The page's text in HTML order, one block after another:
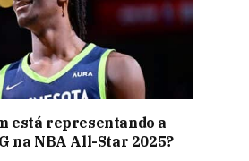
está representando a
na NBA All-Star 2025?